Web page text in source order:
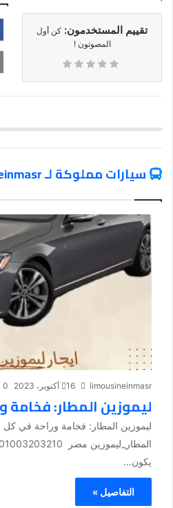
تقييم المستخدمون: كن أول
المصوتون !
سيارات مملوكة لـ limousineinmasr
limousineinmasr 16 أكتوبر، 2023 0
ليموزين المطار: فخامة
ليموزين المطار: فخامة وراحة في كل
يكون...
التفاصيل »